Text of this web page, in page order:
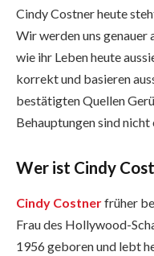
Cindy Costner heute
Wir werden uns genauer
wie ihr Leben heute
korrekt und basieren
bestätigten Quellen
Behauptungen sind
Wer ist Cindy
Cindy Costnerfrüher
Frau des Hollywood-
1956 geboren und lebt